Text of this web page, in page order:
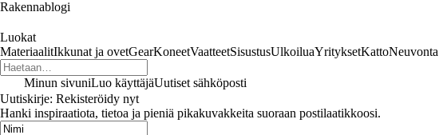
Rakennablogi
Luokat
MateriaalitIkkunat ja ovetGearKoneetVaatteetSisustusUlkoiluaYrityksetKattoNeuvonta
Minun sivuniLuo käyttäjäUutiset sähköposti
Uutiskirje: Rekisteröidy nyt
Hanki inspiraatiota, tietoa ja pieniä pikakuvakkeita suoraan postilaatikkoosi.